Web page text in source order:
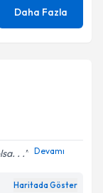
Daha Fazla
. . Devamı
Haritada Göster